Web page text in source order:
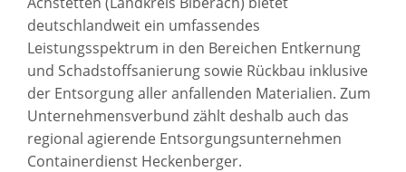
deutschlandweit ein umfassendes
Leistungsspektrum in den Bereichen Entkernung
und Schadstoffsanierung sowie Rückbau inklusive
der Entsorgung aller anfallenden Materialien. Zum
Unternehmensverbund zählt deshalb auch das
regional agierende Entsorgungsunternehmen
Containerdienst Heckenberger.